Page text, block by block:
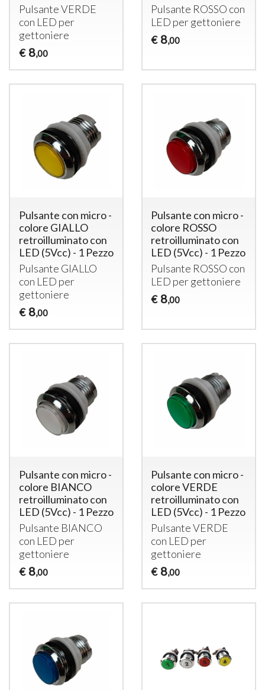
PulsanteVERDE
con LED per
gettoniere
€ 8,00
Pulsante ROSSO con
LED per gettoniere
€ 8,00
Pulsante con micro -
colore GIALLO
retroilluminato con
LED (5Vcc) - 1 Pezzo
Pulsante GIALLO
con LED per
gettoniere
€ 8,00
Pulsante con micro -
colore ROSSO
retroilluminato con
LED (5Vcc) - 1 Pezzo
Pulsante ROSSO con
LED per gettoniere
€ 8,00
Pulsante con micro -
colore BIANCO
retroilluminato con
LED (5Vcc) - 1 Pezzo
Pulsante BIANCO
con LED per
gettoniere
€ 8,00
Pulsante con micro -
colore VERDE
retroilluminato con
LED (5Vcc) - 1 Pezzo
PulsanteVERDE
con LED per
gettoniere
€ 8,00